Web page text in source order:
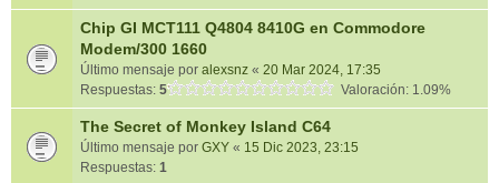
Chip GI MCT111 Q4804 8410G en Commodore
Modem/300 1660
Último mensaje por alexsnz « 20 Mar 2024, 17:35
Respuestas: 5 Valoración: 1.09%
The Secret of Monkey Island C64
Último mensaje por GXY « 15 Dic 2023, 23:15
Respuestas: 1